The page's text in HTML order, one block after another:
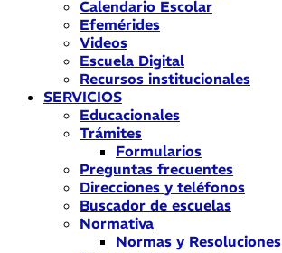
Calendario Escolar
Efemérides
Videos
Escuela Digital
Recursos institucionales
SERVICIOS
Educacionales
Trámites
Formularios
Preguntas frecuentes
Direcciones y teléfonos
Buscador de escuelas
Normativa
Normas y Resoluciones